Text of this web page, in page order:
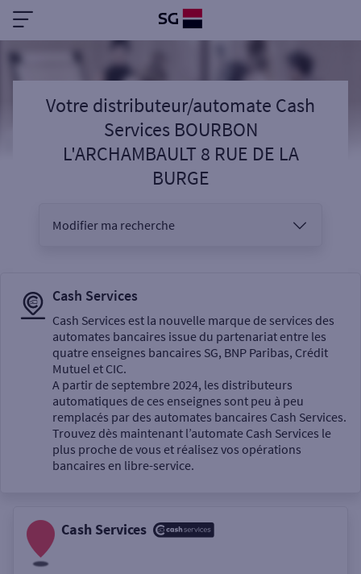
Votre distributeur/automate Cash
Services BOURBON
L'ARCHAMBAULT 8 RUE DE LA
BURGE
Modifier ma recherche
Sélectionnez votre recherche
Un service
Autour de moi
Cash Services
Cash Services est la nouvelle marque de services des
automates bancaires issue du partenariat entre les
quatre enseignes bancaires SG, BNP Paribas, Crédit
Mutuel et CIC.
A partir de septembre 2024, les distributeurs
automatiques de ces enseignes sont peu à peu
remplacés par des automates bancaires Cash Services.
Trouvez dès maintenant l’automate Cash Services le
plus proche de vous et réalisez vos opérations
bancaires en libre-service.
Cash Services